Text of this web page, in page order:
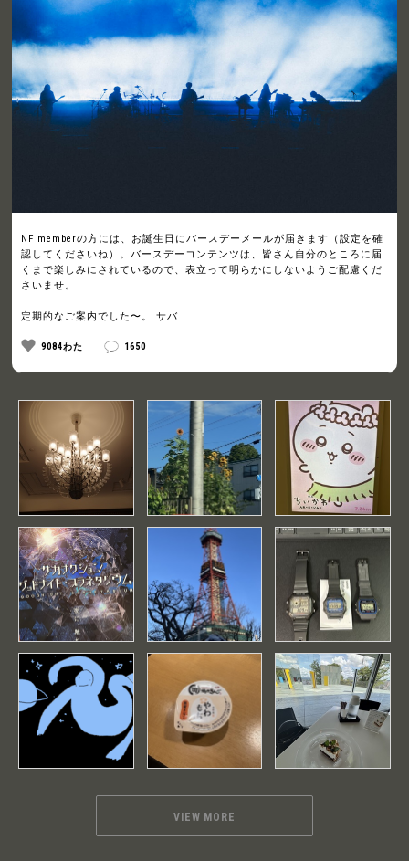
NF memberの方には、お誕生日にバースデーメールが届きます（設定を確
認してくださいね）。バースデーコンテンツは、皆さん自分のところに届
くまで楽しみにされているので、表立って明らかにしないようご配慮くだ
さいませ。
定期的なご案内でした〜。 サバ
9084わた 1650
VIEW MORE